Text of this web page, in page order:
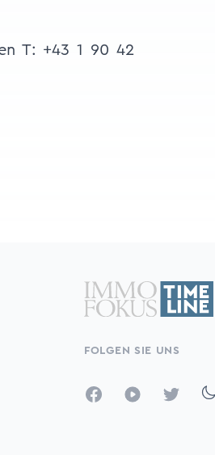
T: +43 1 90 42
FOLGEN SIE UNS
FacebookYouTubeTwitter